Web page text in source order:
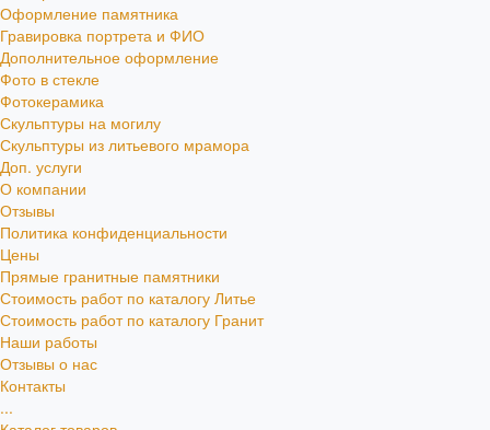
Оформление памятника
Гравировка портрета и ФИО
Дополнительное оформление
Фото в стекле
Фотокерамика
Скульптуры на могилу
Скульптуры из литьевого мрамора
Доп. услуги
О компании
Отзывы
Политика конфиденциальности
Цены
Прямые гранитные памятники
Стоимость работ по каталогу Литье
Стоимость работ по каталогу Гранит
Наши работы
Отзывы о нас
Контакты
...